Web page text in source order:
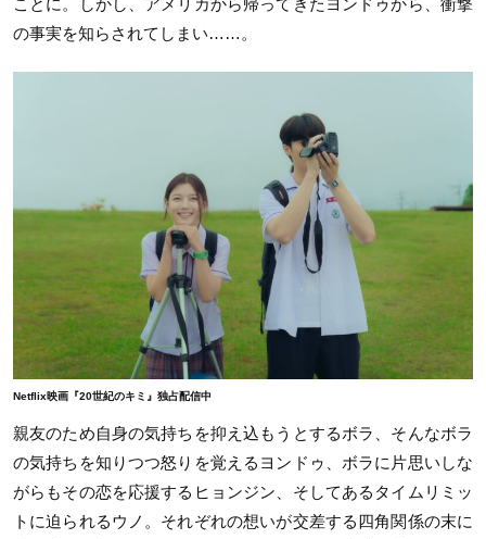
の事実を知らされてしまい……。
Netflix映画『20世紀のキミ』独占配信中
親友のため自身の気持ちを抑え込もうとするボラ、そんなボラ
の気持ちを知りつつ怒りを覚えるヨンドゥ、ボラに片思いしな
がらもその恋を応援するヒョンジン、そしてあるタイムリミッ
トに迫られるウノ。それぞれの想いが交差する四角関係の末に